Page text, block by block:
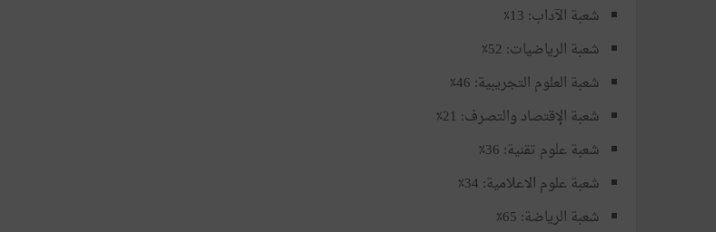
شعبة الآداب: 13٪
شعبة الرياضيات: 52٪
شعبة العلوم التجريبية: 46٪
شعبة الإقتصاد والتصرف: 21٪
شعبة علوم تقنية: 36٪
شعبة علوم الاعلامية: 34٪
شعبة الرياضة: 65٪